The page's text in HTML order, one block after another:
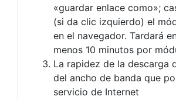
«guardar enlace como»;
(si da clic izquierdo) el
en el navegador. Tardará
menos 10 minutos por
La rapidez de la descarga
del ancho de banda que
servicio de Internet